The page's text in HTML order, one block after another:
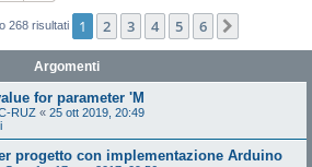
268 risultati 1 2 3 4 5 6
Argomenti
for parameter 'M
RUZ « 25 ott 2019, 20:49
progetto con implementazione Arduino